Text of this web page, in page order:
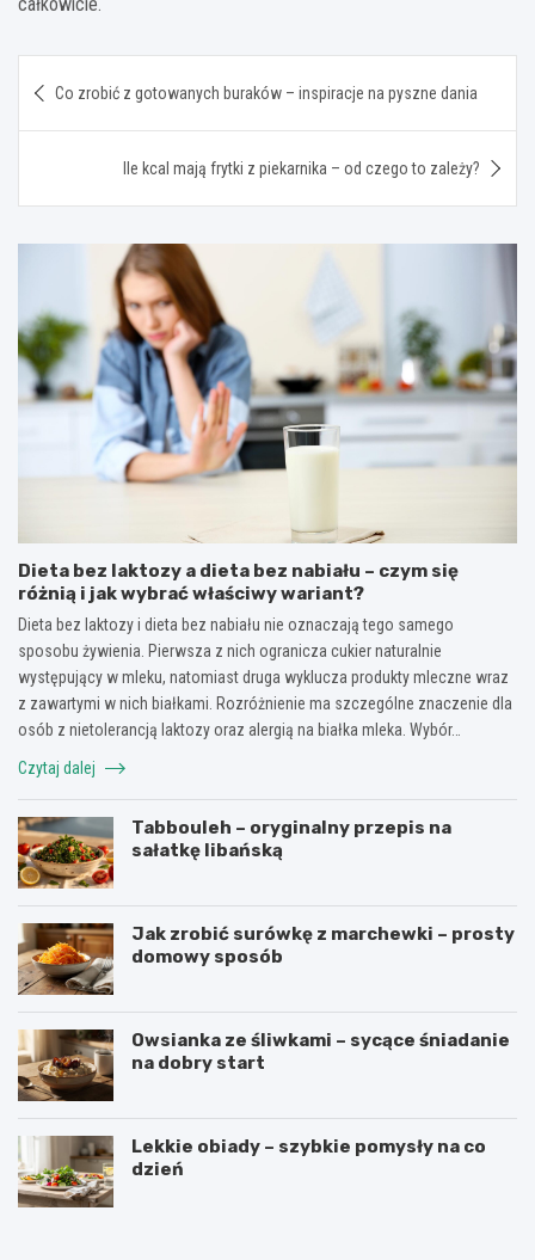
wpisu
Co zrobić z gotowanych buraków – inspiracje na pyszne dania
Ile kcal mają frytki z piekarnika – od czego to zależy?
Dieta bez laktozy a dieta bez nabiału – czym się
różnią i jak wybrać właściwy wariant?
Dieta bez laktozy i dieta bez nabiału nie oznaczają tego samego
sposobu żywienia. Pierwsza z nich ogranicza cukier naturalnie
występujący w mleku, natomiast druga wyklucza produkty mleczne wraz
z zawartymi w nich białkami. Rozróżnienie ma szczególne znaczenie dla
osób z nietolerancją laktozy oraz alergią na białka mleka. Wybór…
Czytaj dalej
Tabbouleh – oryginalny przepis na
sałatkę libańską
Jak zrobić surówkę z marchewki – prosty
domowy sposób
Owsianka ze śliwkami – sycące śniadanie
na dobry start
Lekkie obiady – szybkie pomysły na co
dzień
J
P